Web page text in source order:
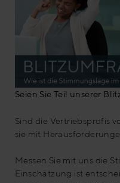
Seien Sie Teil unserer
Sind die Vertriebsprofis
sie mit
Messen Sie mit uns die
Einschätzung ist